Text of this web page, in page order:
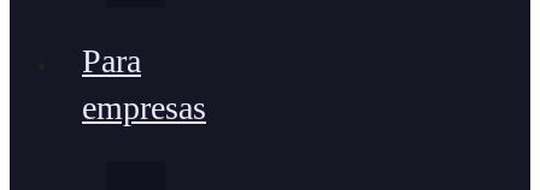
Para
empresas